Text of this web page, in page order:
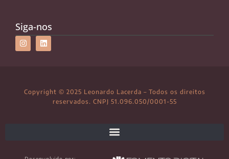
Siga-nos
Copyright © 2025 Leonardo Lacerda – Todos os direitos
reservados. CNPJ 51.096.050/0001-55